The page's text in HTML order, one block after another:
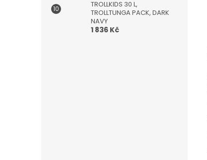
TROLLKIDS 30 L,
TROLLTUNGA PACK, DARK
NAVY
1 836 Kč